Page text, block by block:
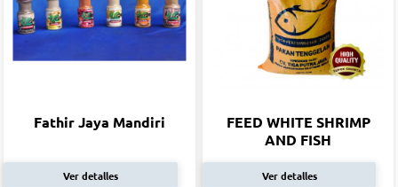
Fathir Jaya Mandiri
Ver detalles
FEED WHITE SHRIMP
AND FISH
Ver detalles